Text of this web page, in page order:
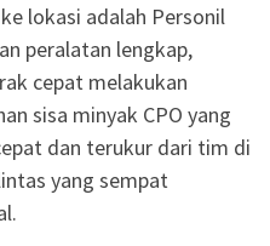
lokasi adalah Personil
peralatan lengkap,
cepat melakukan
sisa minyak CPO yang
dan terukur dari tim di
yang sempat